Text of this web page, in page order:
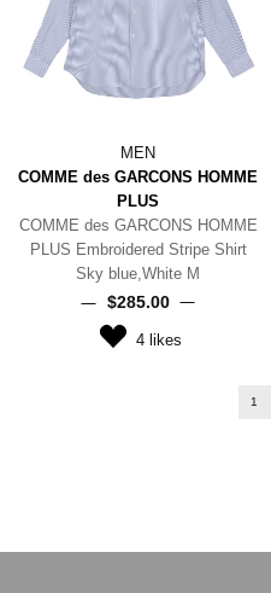
MEN
COMME des GARCONS HOMME
PLUS
COMME des GARCONS HOMME
PLUS Embroidered Stripe Shirt
Sky blue,White M
$‌285.00
4likes
1